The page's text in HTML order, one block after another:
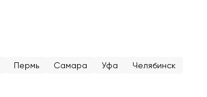
Пермь Самара Уфа Челябинск